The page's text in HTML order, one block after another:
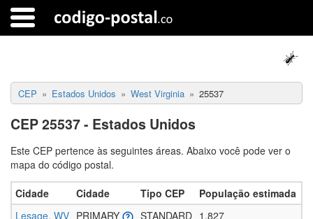
CEP Estados Unidos West Virginia 25537
CEP 25537 - Estados Unidos
Este CEP pertence às seguintes áreas. Abaixo você pode ver o
mapa do código postal.
Cidade Cidade Tipo CEP
População estimada
Lesage, WV PRIMARY STANDARD 1.827